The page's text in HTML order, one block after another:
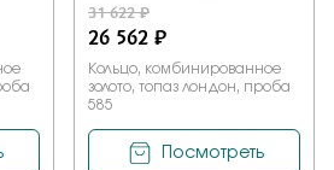
31 622 ₽
26 562 ₽
Кольцо, комбинированное
золото, топаз лондон, проба
585
Посмотреть